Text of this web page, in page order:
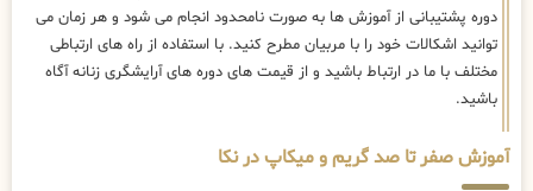
دوره پشتیبانی از آموزش ها به صورت نامحدود انجام می شود و هر زمان می
توانید اشکالات خود را با مربیان مطرح کنید. با استفاده از راه های ارتباطی
مختلف با ما در ارتباط باشید و از قیمت های دوره های آرایشگری زنانه آگاه
باشید.
آموزش صفر تا صد گریم و میکاپ در نکا